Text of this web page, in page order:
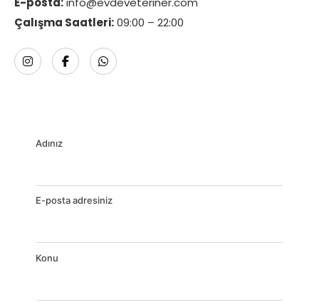
Çalışma Saatleri:09:00 – 22:00
Adınız
E-posta adresiniz
Konu